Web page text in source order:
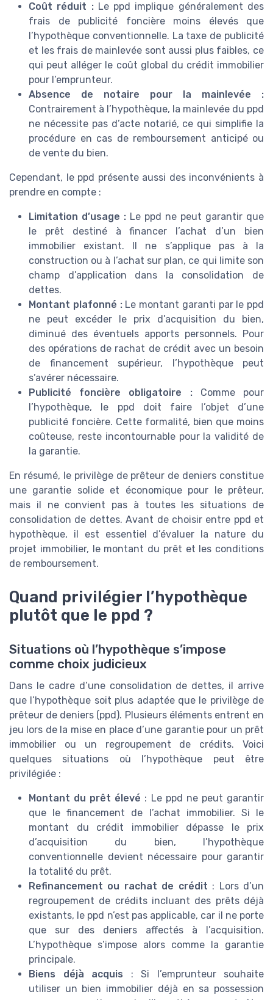
Coût réduit :Le ppd implique généralement des
frais de publicité foncière moins élevés que
l’hypothèque conventionnelle. La taxe de publicité
et les frais de mainlevée sont aussi plus faibles, ce
qui peut alléger le coût global du crédit immobilier
pour l’emprunteur.
Absence de notaire pour la mainlevée :
Contrairement à l’hypothèque, la mainlevée du ppd
ne nécessite pas d’acte notarié, ce qui simplifie la
procédure en cas de remboursement anticipé ou
de vente du bien.
Cependant, le ppd présente aussi des inconvénients à
prendre en compte :
Limitation d’usage : Le ppd ne peut garantir que
le prêt destiné à financer l’achat d’un bien
immobilier existant. Il ne s’applique pas à la
construction ou à l’achat sur plan, ce qui limite son
champ d’application dans la consolidation de
dettes.
Montant plafonné :Le montant garanti par le ppd
ne peut excéder le prix d’acquisition du bien,
diminué des éventuels apports personnels. Pour
des opérations de rachat de crédit avec un besoin
de financement supérieur, l’hypothèque peut
s’avérer nécessaire.
Publicité foncière obligatoire :Comme pour
l’hypothèque, le ppd doit faire l’objet d’une
publicité foncière. Cette formalité, bien que moins
coûteuse, reste incontournable pour la validité de
la garantie.
En résumé, le privilège de prêteur de deniers constitue
une garantie solide et économique pour le prêteur,
mais il ne convient pas à toutes les situations de
consolidation de dettes. Avant de choisir entre ppd et
hypothèque, il est essentiel d’évaluer la nature du
projet immobilier, le montant du prêt et les conditions
de remboursement.
Quand privilégier l’hypothèque
plutôt que le ppd ?
Situations où l’hypothèque s’impose
comme choix judicieux
Dans le cadre d’une consolidation de dettes, il arrive
que l’hypothèque soit plus adaptée que le privilège de
prêteur de deniers (ppd). Plusieurs éléments entrent en
jeu lors de la mise en place d’une garantie pour un prêt
immobilier ou un regroupement de crédits. Voici
quelques situations où l’hypothèque peut être
privilégiée :
Montant du prêt élevé : Le ppd ne peut garantir
que le financement de l’achat immobilier. Si le
montant du crédit immobilier dépasse le prix
d’acquisition du bien, l’hypothèque
conventionnelle devient nécessaire pour garantir
la totalité du prêt.
Refinancement ou rachat de crédit : Lors d’un
regroupement de crédits incluant des prêts déjà
existants, le ppd n’est pas applicable, car il ne porte
que sur des deniers affectés à l’acquisition.
L’hypothèque s’impose alors comme la garantie
principale.
Biens déjà acquis : Si l’emprunteur souhaite
utiliser un bien immobilier déjà en sa possession